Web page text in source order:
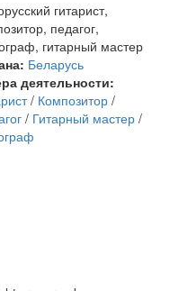
гитарист,
педагог,
гитарный мастер
Беларусь
деятельности:
/ Композитор /
/ Гитарный мастер /